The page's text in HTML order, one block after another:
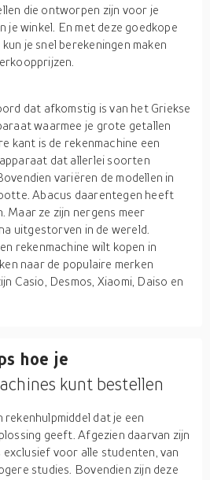
die ontworpen zijn voor je
je winkel. En met deze goedkope
je snel berekeningen maken
dat afkomstig is van het Griekse
waarmee je grote getallen
kant is de rekenmachine een
dat allerlei soorten
variëren de modellen in
Abacus daarentegen heeft
Maar ze zijn nergens meer
uitgestorven in de wereld.
rekenmachine wilt kopen in
naar de populaire merken
Casio, Desmos, Xiaomi, Daiso en
hoe je
kunt bestellen
rekenhulpmiddel dat je een
geeft. Afgezien daarvan zijn
exclusief voor alle studenten, van
studies. Bovendien zijn deze